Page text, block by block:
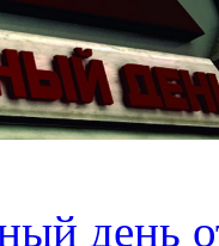
день